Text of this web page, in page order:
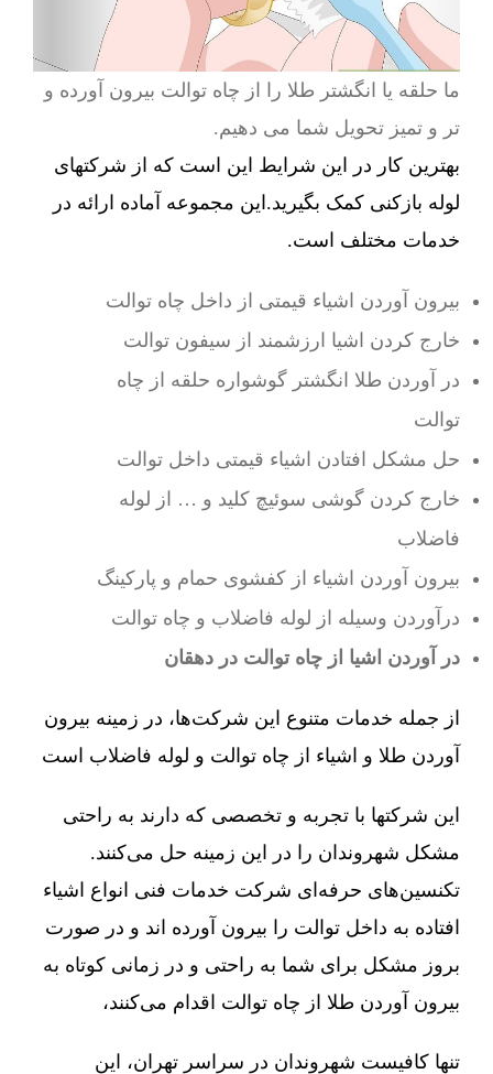
ما حلقه یا انگشتر طلا را از چاه توالت بیرون آورده و
تر و تمیز تحویل شما می دهیم.
بهترین کار در این شرایط این است که از شرکتهای
لوله بازکنی کمک بگیرید.این مجموعه آماده ارائه در
خدمات مختلف است.
بیرون آوردن اشیاء قیمتی از داخل چاه توالت
خارج کردن اشیا ارزشمند از سیفون توالت
در آوردن طلا انگشتر گوشواره حلقه از چاه
توالت
حل مشکل افتادن اشیاء قیمتی داخل توالت
خارج کردن گوشی سوئیچ کلید و … از لوله
فاضلاب
بیرون آوردن اشیاء از کفشوی حمام و پارکینگ
درآوردن وسیله از لوله فاضلاب و چاه توالت
در آوردن اشیا از چاه توالت در دهقان
از جمله خدمات متنوع این شرکت‌ها، در زمینه بیرون
آوردن طلا و اشیاء از چاه توالت و لوله فاضلاب است
این شرکتها با تجربه و تخصصی که دارند به راحتی
مشکل شهروندان را در این زمینه حل می‌کنند.
تکنسین‌های حرفه‌ای شرکت خدمات فنی انواع اشیاء
افتاده به داخل توالت را بیرون آورده اند و در صورت
بروز مشکل برای شما به راحتی و در زمانی کوتاه به
بیرون آوردن طلا از چاه توالت اقدام می‌کنند،
تنها کافیست شهروندان در سراسر تهران، این